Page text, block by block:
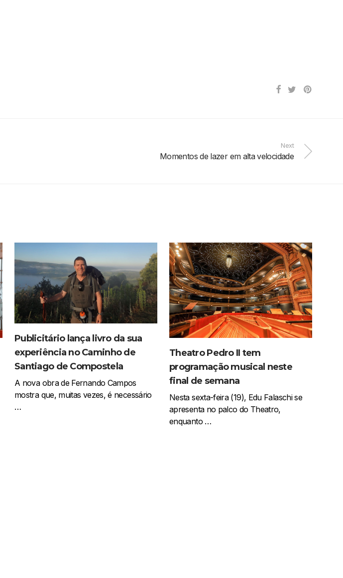
Next
Momentos de lazer em alta velocidade
Publicitário lança livro da sua
experiência no Caminho de
Santiago de Compostela
A nova obra de Fernando Campos
mostra que, muitas vezes, é necessário
…
Theatro Pedro II tem
programação musical neste
final de semana
Nesta sexta-feira (19), Edu Falaschi se
apresenta no palco do Theatro,
enquanto …